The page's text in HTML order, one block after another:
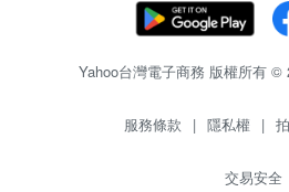
Yahoo台灣電子商務 版權所有 ©
服務條款 | 隱私權 |
交易安全